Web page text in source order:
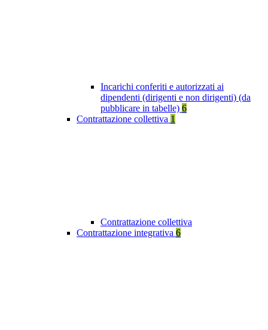
Incarichi conferiti e autorizzati ai
dipendenti (dirigenti e non dirigenti) (da
pubblicare in tabelle) 6
Contrattazione collettiva 1
Contrattazione collettiva
Contrattazione integrativa 6